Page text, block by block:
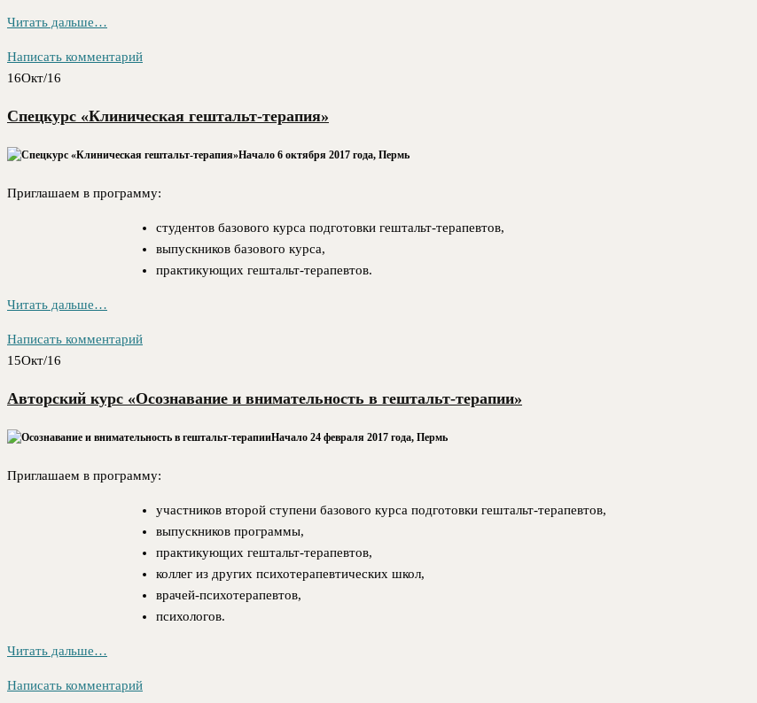
Читать дальше…
Написать комментарий
16Окт/16
Cпецкурс «Клиническая гештальт-терапия»
Начало 6 октября 2017 года, Пермь
Приглашаем в программу:
студентов базового курса подготовки гештальт-терапевтов,
выпускников базового курса,
практикующих гештальт-терапевтов.
Читать дальше…
Написать комментарий
15Окт/16
Авторский курс «Осознавание и внимательность в гештальт-терапии»
Начало 24 февраля 2017 года, Пермь
Приглашаем в программу:
участников второй ступени базового курса подготовки гештальт-терапевтов,
выпускников программы,
практикующих гештальт-терапевтов,
коллег из других психотерапевтических школ,
врачей-психотерапевтов,
психологов.
Читать дальше…
Написать комментарий